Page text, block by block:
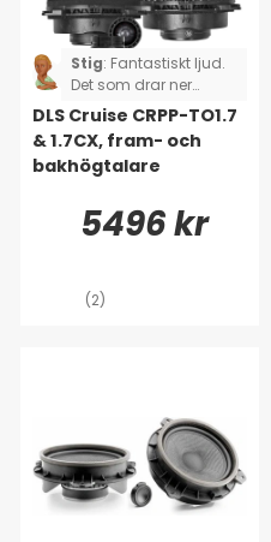
Stig: Fantastiskt ljud.
Det som drar ner
betyget är att satsen
inte var komplett. Två
adaptersladdar
saknades, så jag fick
stället för plugga in
och spela. (Toyota
DLS Cruise CRPP-TO1.7
& 1.7CX, fram- och
bakhögtalare
5496 kr
(2)